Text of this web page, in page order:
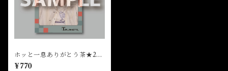
ホッと一息ありがとう茶★202
6FCM
¥770